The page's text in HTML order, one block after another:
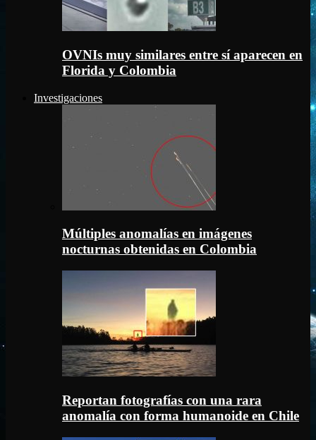
OVNIs muy similares entre sí aparecen en
Florida y Colombia
Investigaciones
Múltiples anomalías en imágenes
nocturnas obtenidas en Colombia
Reportan fotografías con una rara
anomalía con forma humanoide en Chile